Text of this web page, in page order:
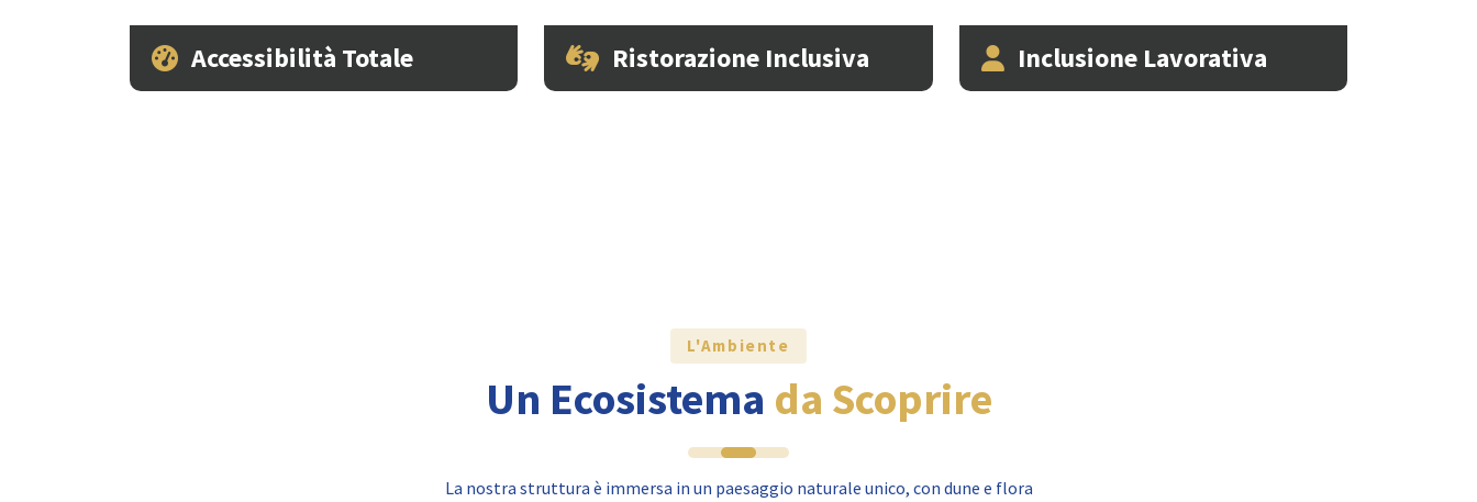
Accessibilità Totale Ristorazione Inclusiva Inclusione Lavorativa
L'Ambiente
Un Ecosistema da Scoprire
La nostra struttura è immersa in un paesaggio naturale unico, con dune e flora